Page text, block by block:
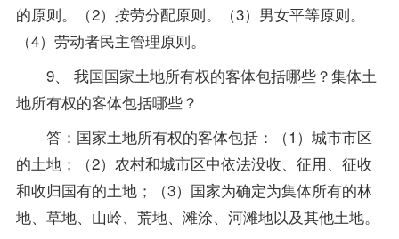
的原则。（2）按劳分配原则。（3）男女平等原则。
（4）劳动者民主管理原则。
9、 我国国家土地所有权的客体包括哪些？集体土
地所有权的客体包括哪些？
答：国家土地所有权的客体包括：（1）城市市区
的土地；（2）农村和城市区中依法没收、征用、征收
和收归国有的土地；（3）国家为确定为集体所有的林
地、草地、山岭、荒地、滩涂、河滩地以及其他土地。